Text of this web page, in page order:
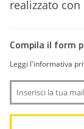
realizzato
Compila il form
Leggi l'informativa